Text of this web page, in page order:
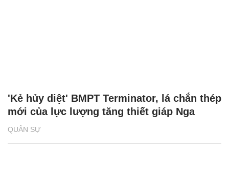
QUÂN SỰ
'Kẻ hủy diệt' BMPT Terminator, lá chắn thép
mới của lực lượng tăng thiết giáp Nga